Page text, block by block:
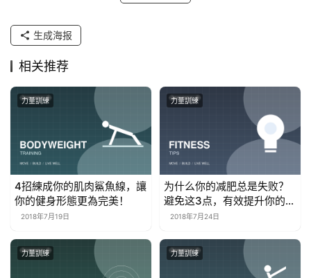
生成海报
相关推荐
力量訓練
4招練成你的肌肉鯊魚線，讓
你的健身形態更為完美！
2018年7月19日
力量訓練
为什么你的减肥总是失败？
避免这3点，有效提升你的减
脂效果！
2018年7月24日
力量訓練 力量訓練